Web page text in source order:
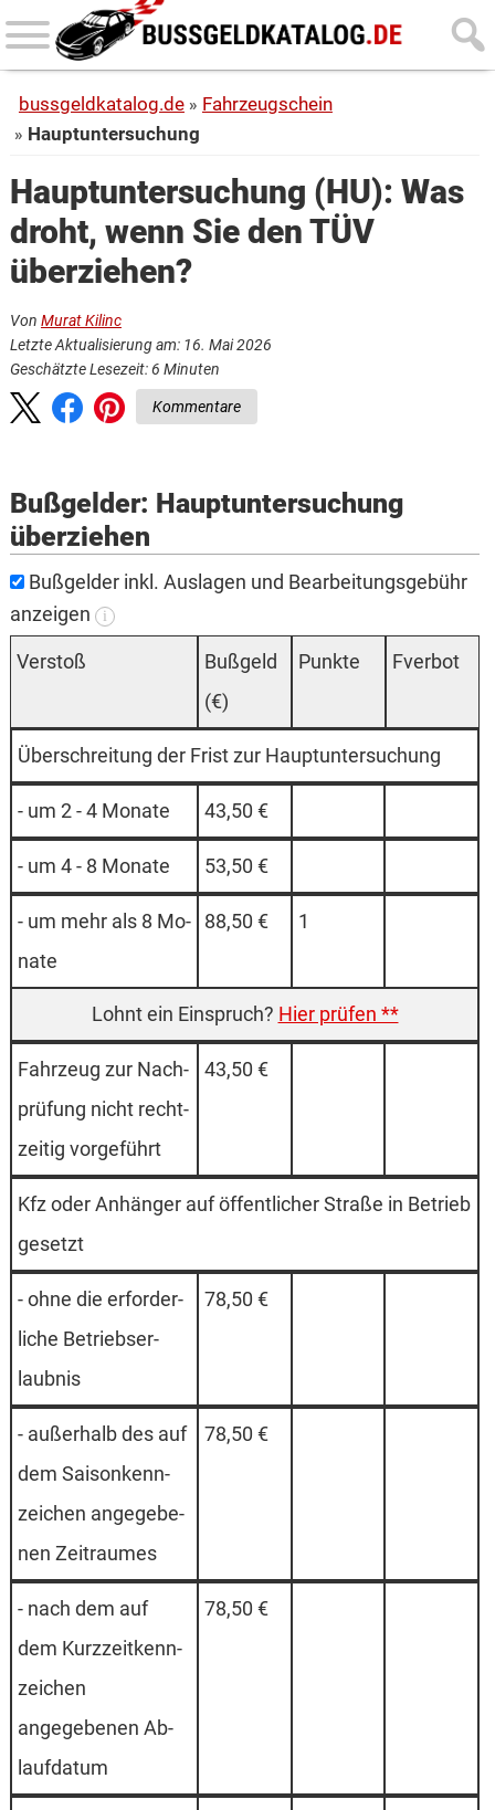
Skip
to
content
Skip
to
sidebar
bussgeldkatalog.de
Fahrzeugschein
Hauptunter­suchung
Hauptunter­suchung (HU): Was
droht, wenn Sie den TÜV
überziehen?
Von Murat Kilinc
Letzte Aktualisierung am: 16. Mai 2026
Geschätzte Lesezeit:6 Minuten
Kommentare
Bußgelder: Hauptuntersuchung
überziehen
Bußgelder inkl. Auslagen und Bearbeitungsgebühr
anzeigen
i
Ver­stoß
Buß­geld
(€)
Punk­te Fverbot
Ü­ber­schrei­tung der Frist zur Haupt­un­ter­such­ung
- um 2 - 4 Mo­na­te 43,50 €
- um 4 - 8 Mo­na­te 53,50 €
- um mehr als 8 Mo­
na­te
88,50 € 1
Hier prüfen **
Fahr­zeug zur Nach­
prü­fung nicht recht­
zei­tig vor­ge­führt
43,50 €
Kfz oder An­häng­er auf öf­fen­tlich­er Stra­ße in Be­trieb
ge­setzt
- oh­ne die er­for­der­
li­che Be­triebs­er­
laub­nis
78,50 €
- au­ßer­halb des auf
dem Sai­son­kenn­
zei­chen an­ge­ge­be­
nen Zeit­raum­es
78,50 €
- nach dem auf
dem Kurz­zeit­kenn­
zei­chen
an­ge­ge­be­nen Ab­
lauf­da­tum
78,50 €